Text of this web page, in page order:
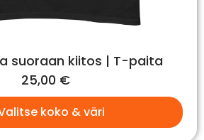
suoraan kiitos | T-paita
25,00 €
koko & väri